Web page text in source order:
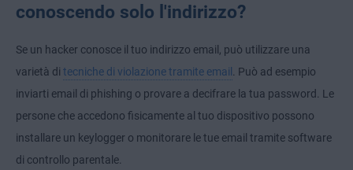
conoscendo solo l'indirizzo?
Se un hacker conosce il tuo indirizzo email, può utilizzare una
varietà di tecniche di violazione tramite email
. Può ad esempio
inviarti email di phishing o provare a decifrare la tua password. Le
persone che accedono fisicamente al tuo dispositivo possono
installare un keylogger o monitorare le tue email tramite software
di controllo parentale.